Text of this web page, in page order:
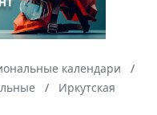
календари
Иркутская